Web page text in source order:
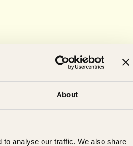
About
to analyse our traffic. We also share